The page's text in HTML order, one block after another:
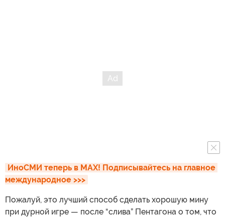
ИноСМИ теперь в MAX! Подписывайтесь на главное
международное >>>
Пожалуй, это лучший способ сделать хорошую мину
при дурной игре — после “слива” Пентагона о том, что